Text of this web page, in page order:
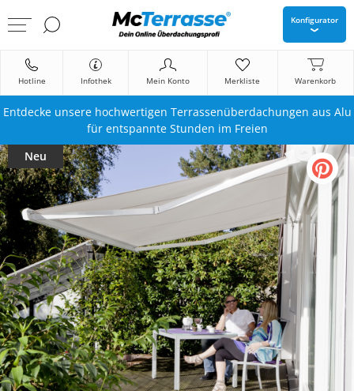
Konfigurator
Hotline Infothek Mein Konto Merkliste Warenkorb
Entdecke unsere hochwertigen Terrassenüberdachungen aus Alu
für entspannte Stunden im Freien
Neu